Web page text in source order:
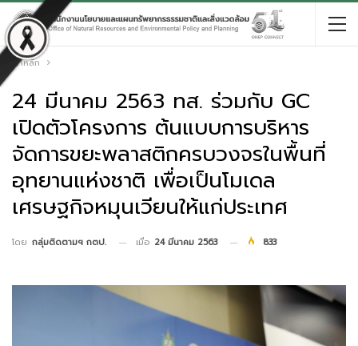
หน้าหลัก
24 มีนาคม 2563 ทส. ร่วมกับ GC
เปิดตัวโครงการ ต้นแบบการบริหาร
จัดการขยะพลาสติกครบวงจรในพื้นที่
อุทยานแห่งชาติ เพื่อเป็นโมเดล
เศรษฐกิจหมุนเวียนให้แก่ประเทศ
โดย กลุ่มติดตามฯ กตป. เมื่อ 24 มีนาคม 2563 833